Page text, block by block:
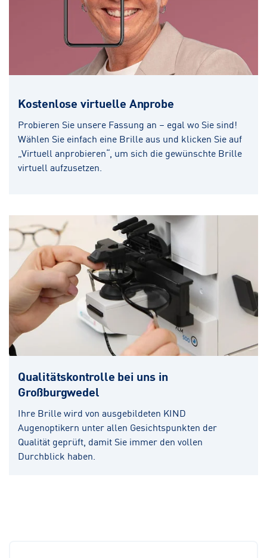
Kostenlose virtuelle Anprobe
Probieren Sie unsere Fassung an – egal wo Sie sind!
Wählen Sie einfach eine Brille aus und klicken Sie auf
„Virtuell anprobieren“, um sich die gewünschte Brille
virtuell aufzusetzen.
Qualitätskontrolle bei uns in
Großburgwedel
Ihre Brille wird von ausgebildeten KIND
Augenoptikern unter allen Gesichtspunkten der
Qualität geprüft, damit Sie immer den vollen
Durchblick haben.